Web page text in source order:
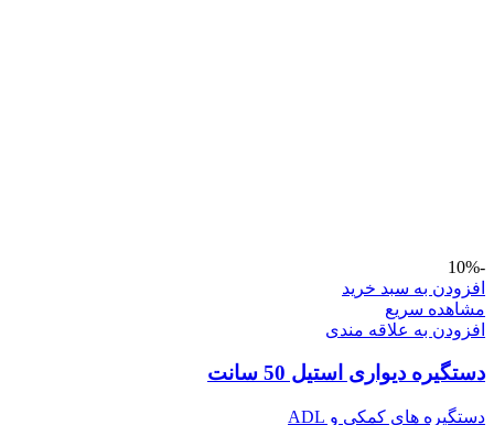
-10%
افزودن به سبد خرید
مشاهده سریع
افزودن به علاقه مندی
دستگیره دیواری استیل 50 سانت
دستگیره های کمکی و ADL